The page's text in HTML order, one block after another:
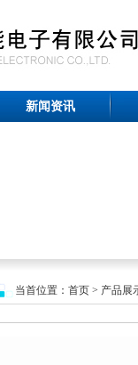
新闻资讯
当首位置：首页 > 产品展